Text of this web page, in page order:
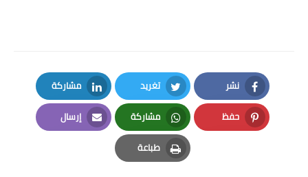
نشر
Facebook
تغريد
Twitter
مشاركة
LinkedIn
حفظ
Pinterest
مشاركة
Whatsapp
إرسال
Email
طباعة
Print